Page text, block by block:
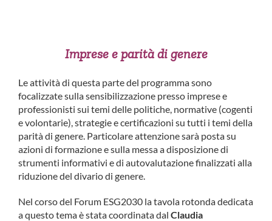
Imprese e parità di genere
Le attività di questa parte del programma sono
focalizzate sulla sensibilizzazione presso imprese e
professionisti sui temi delle politiche, normative (cogenti
e volontarie), strategie e certificazioni su tutti i temi della
parità di genere. Particolare attenzione sarà posta su
azioni di formazione e sulla messa a disposizione di
strumenti informativi e di autovalutazione finalizzati alla
riduzione del divario di genere.
Nel corso del Forum ESG2030 la tavola rotonda dedicata
a questo tema è stata coordinata dal Claudia